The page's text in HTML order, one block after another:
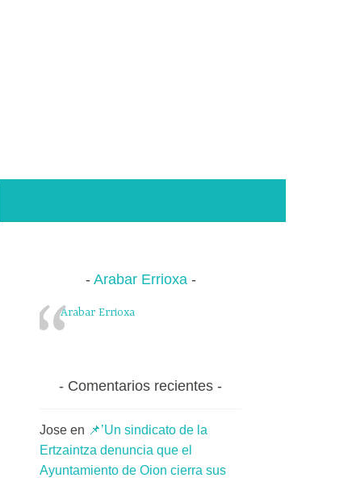
Arabar Errioxa
Arabar Errioxa
Comentarios recientes
Jose en 📌’Un sindicato de la
Ertzaintza denuncia que el
Ayuntamiento de Oion cierra sus